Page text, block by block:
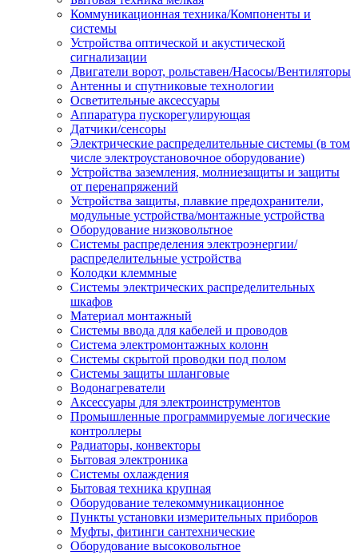
Коммуникационная техника/Компоненты и
системы
Устройства оптической и акустической
сигнализации
Двигатели ворот, рольставен/Насосы/Вентиляторы
Антенны и спутниковые технологии
Осветительные аксессуары
Аппаратура пускорегулирующая
Датчики/сенсоры
Электрические распределительные системы (в том
числе электроустановочное оборудование)
Устройства заземления, молниезащиты и защиты
от перенапряжений
Устройства защиты, плавкие предохранители,
модульные устройства/монтажные устройства
Оборудование низковольтное
Системы распределения электроэнергии/
распределительные устройства
Колодки клеммные
Системы электрических распределительных
шкафов
Материал монтажный
Системы ввода для кабелей и проводов
Система электромонтажных колонн
Системы скрытой проводки под полом
Системы защиты шланговые
Водонагреватели
Аксессуары для электроинструментов
Промышленные программируемые логические
контроллеры
Радиаторы, конвекторы
Бытовая электроника
Системы охлаждения
Бытовая техника крупная
Оборудование телекоммуникационное
Пункты установки измерительных приборов
Муфты, фитинги сантехнические
Оборудование высоковольтное